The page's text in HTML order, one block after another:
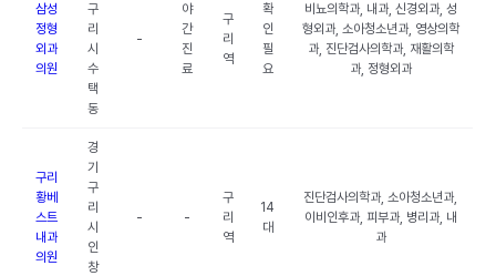
삼성
정형
외과
의원
구
리
시
수
택
동
-
야
간
진
료
구
리
역
확
인
필
요
비뇨의학과, 내과, 신경외과, 성
형외과, 소아청소년과, 영상의학
과, 진단검사의학과, 재활의학
과, 정형외과
구리
황베
스트
내과
의원
경
기
구
리
시
인
창
- -
구
리
역
14
대
진단검사의학과, 소아청소년과,
이비인후과, 피부과, 병리과, 내
과